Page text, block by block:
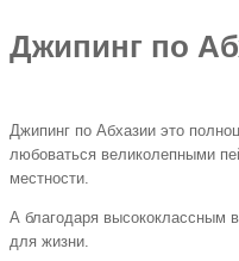
Джипинг по
Джипинг по Абхазии это
любоваться великолепными
местности.
А благодаря высококлассным
для жизни.